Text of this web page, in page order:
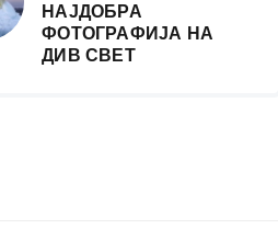
НАЈДОБРА
ФОТОГРАФИЈА НА
ДИВ СВЕТ